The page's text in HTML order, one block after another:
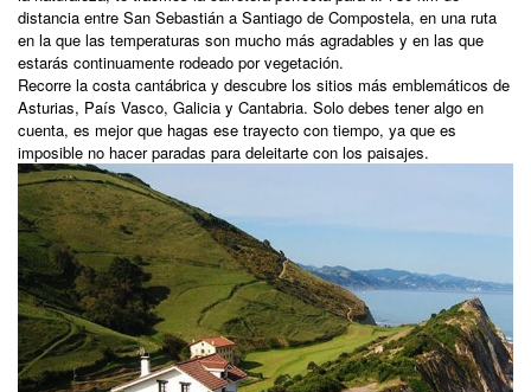
distancia entre San Sebastián a Santiago de Compostela, en una ruta
en la que las temperaturas son mucho más agradables y en las que
estarás continuamente rodeado por vegetación.
Recorre la costa cantábrica y descubre los sitios más emblemáticos de
Asturias, País Vasco, Galicia y Cantabria. Solo debes tener algo en
cuenta, es mejor que hagas ese trayecto con tiempo, ya que es
imposible no hacer paradas para deleitarte con los paisajes.